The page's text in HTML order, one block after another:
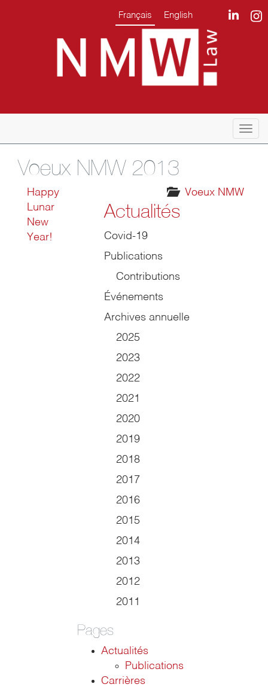
Français English
Voeux NMW 2013
Voeux NMW
Happy
Lunar
New
Year!
Actualités
Covid-19
Publications
Contributions
Événements
Archives annuelle
2025
2023
2022
2021
2020
2019
2018
2017
2016
2015
2014
2013
2012
2011
Pages
Actualités
Publications
Carrières